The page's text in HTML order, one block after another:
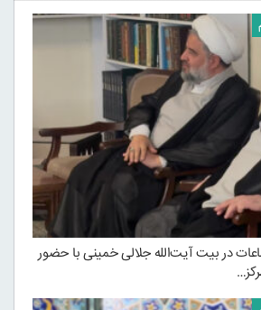
در بیت آیت‌الله جلالی خمینی با حضور